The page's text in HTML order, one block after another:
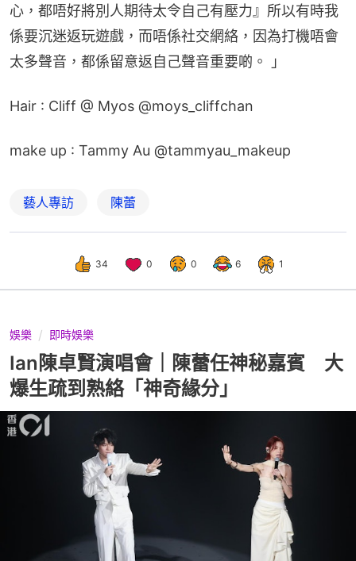
心，都唔好將別人期待太令自己有壓力』所以有時我
係要沉迷返玩遊戲，而唔係社交網絡，因為打機唔會
太多聲音，都係留意返自己聲音重要啲。 」
Hair : Cliff @ Myos @moys_cliffchan
make up : Tammy Au @tammyau_makeup
藝人專訪 陳蕾
34 0 0 6 1
娛樂 即時娛樂
Ian陳卓賢演唱會｜陳蕾任神秘嘉賓 大
爆生疏到熟絡「神奇緣分」